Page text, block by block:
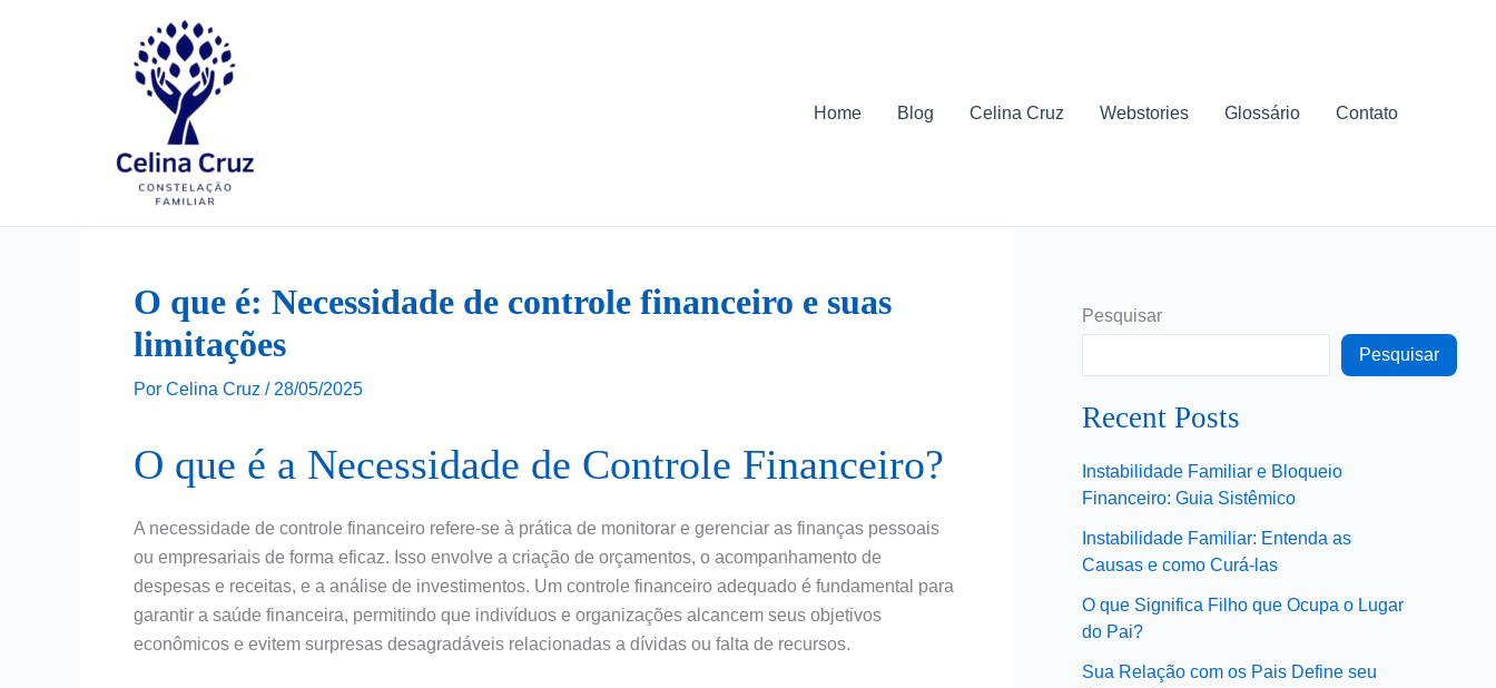
Home Blog Celina Cruz Webstories Glossário Contato
O que é: Necessidade de controle financeiro e suas
limitações
Por Celina Cruz / 28/05/2025
O que é a Necessidade de Controle Financeiro?
A necessidade de controle financeiro refere-se à prática de monitorar e gerenciar as finanças pessoais
ou empresariais de forma eficaz. Isso envolve a criação de orçamentos, o acompanhamento de
despesas e receitas, e a análise de investimentos. Um controle financeiro adequado é fundamental para
garantir a saúde financeira, permitindo que indivíduos e organizações alcancem seus objetivos
econômicos e evitem surpresas desagradáveis relacionadas a dívidas ou falta de recursos.
Pesquisar
Pesquisar
Recent Posts
Instabilidade Familiar e Bloqueio
Financeiro: Guia Sistêmico
Instabilidade Familiar: Entenda as
Causas e como Curá-las
O que Significa Filho que Ocupa o Lugar
do Pai?
Sua Relação com os Pais Define seu